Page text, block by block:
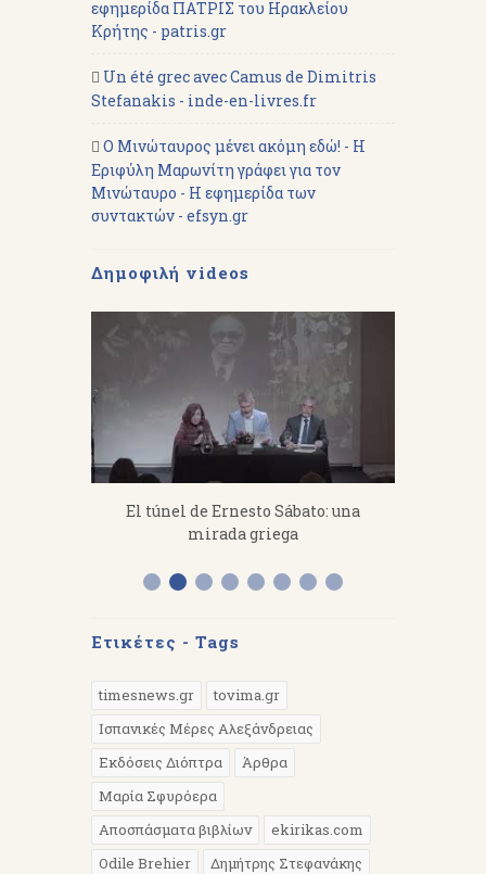
εφημερίδα ΠΑΤΡΙΣ του Ηρακλείου
Κρήτης - patris.gr
Un été grec avec Camus de Dimitris
Stefanakis - inde-en-livres.fr
Ο Μινώταυρος μένει ακόμη εδώ! - Η
Εριφύλη Μαρωνίτη γράφει για τον
Μινώταυρο - Η εφημερίδα των
συντακτών - efsyn.gr
Δημοφιλή videos
El túnel de Ernesto Sábato: una
mirada griega
Ετικέτες - Tags
timesnews.gr
tovima.gr
Ισπανικές Μέρες Αλεξάνδρειας
Εκδόσεις Διόπτρα
Άρθρα
Μαρία Σφυρόερα
Αποσπάσματα βιβλίων
ekirikas.com
Odile Brehier
Δημήτρης Στεφανάκης